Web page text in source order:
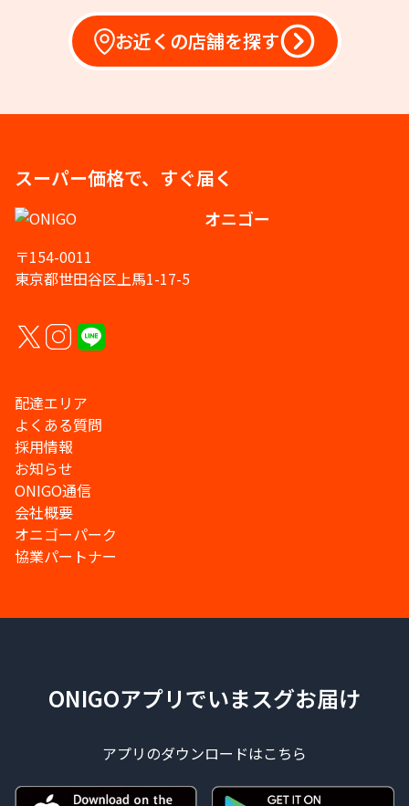
お近くの店舗を探す
スーパー価格で、すぐ届く
オニゴー
〒154-0011
東京都世田谷区上馬1-17-5
配達エリア
よくある質問
採用情報
お知らせ
ONIGO通信
会社概要
オニゴーパーク
協業パートナー
ONIGOアプリでいまスグお届け
アプリのダウンロードはこちら